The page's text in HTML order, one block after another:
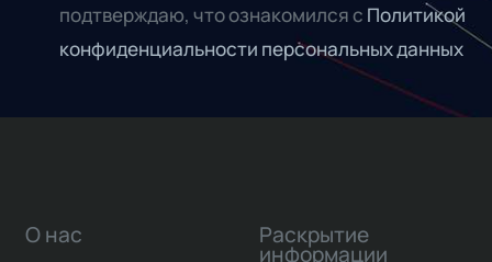
подтверждаю, что ознакомился с Политикой
конфиденциальности персональных данных
О нас Раскрытие
информации